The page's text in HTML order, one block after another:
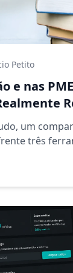
Petito
e nas
um
três
pas...